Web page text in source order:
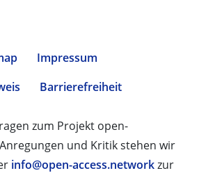
Impressum
Barrierefreiheit
zum Projekt open-
und Kritik stehen wir
info@open-access.networkzur